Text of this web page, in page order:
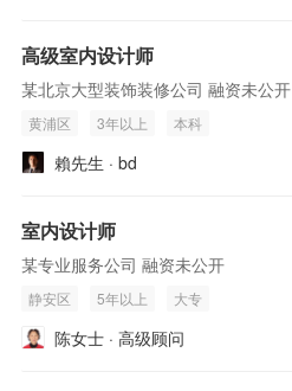
高级室内设计师
某北京大型装饰装修公司 融资未公开
黄浦区 3年以上 本科
賴先生 · bd
室内设计师
某专业服务公司 融资未公开
静安区 5年以上 大专
陈女士 · 高级顾问